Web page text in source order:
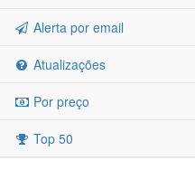
Alerta por email
Atualizações
Por preço
Top 50